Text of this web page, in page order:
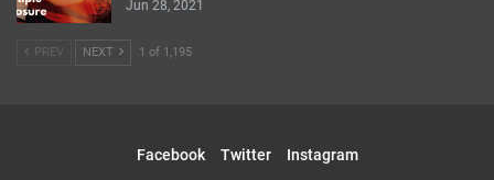
Jun 28, 2021
PREV NEXT 1 of 1,195
Facebook Twitter Instagram